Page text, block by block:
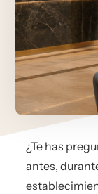
¿Te has
antes,